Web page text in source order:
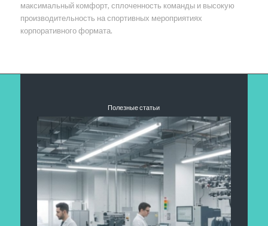
максимальный комфорт, сплоченность команды и высокую
производительность на спортивных мероприятиях
корпоративного формата.
Полезные статьи